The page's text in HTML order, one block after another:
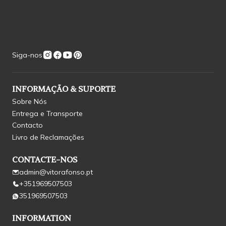
Siga-nos
INFORMAÇÃO & SUPORTE
Sobre Nós
Entrega e Transporte
Contacto
Livro de Reclamações
CONTACTE-NOS
admin@vitorafonso.pt
+351969507503
351969507503
INFORMATION